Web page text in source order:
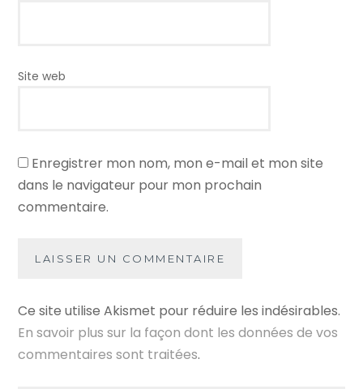
Site web
Enregistrer mon nom, mon e-mail et mon site
dans le navigateur pour mon prochain
commentaire.
Ce site utilise Akismet pour réduire les indésirables.
En savoir plus sur la façon dont les données de vos
commentaires sont traitées.